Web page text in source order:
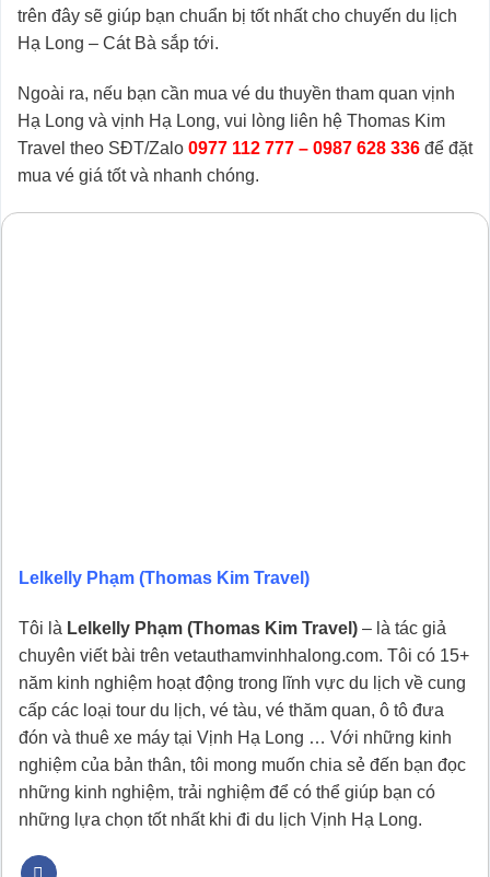
trên đây sẽ giúp bạn chuẩn bị tốt nhất cho chuyến du lịch
Hạ Long – Cát Bà sắp tới.
Ngoài ra, nếu bạn cần mua vé du thuyền tham quan vịnh
Hạ Long và vịnh Hạ Long, vui lòng liên hệ Thomas Kim
Travel theo SĐT/Zalo 0977 112 777 – 0987 628 336 để đặt
mua vé giá tốt và nhanh chóng.
Lelkelly Phạm (Thomas Kim Travel)
Tôi là Lelkelly Phạm (Thomas Kim Travel) – là tác giả
chuyên viết bài trên vetauthamvinhhalong.com. Tôi có 15+
năm kinh nghiệm hoạt động trong lĩnh vực du lịch về cung
cấp các loại tour du lịch, vé tàu, vé thăm quan, ô tô đưa
đón và thuê xe máy tại Vịnh Hạ Long … Với những kinh
nghiệm của bản thân, tôi mong muốn chia sẻ đến bạn đọc
những kinh nghiệm, trải nghiệm để có thể giúp bạn có
những lựa chọn tốt nhất khi đi du lịch Vịnh Hạ Long.